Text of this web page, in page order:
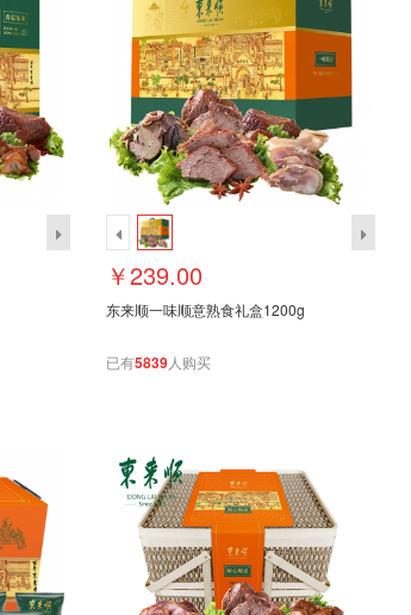
￥239.00
东来顺一味顺意熟食礼盒1200g
已有5839人购买